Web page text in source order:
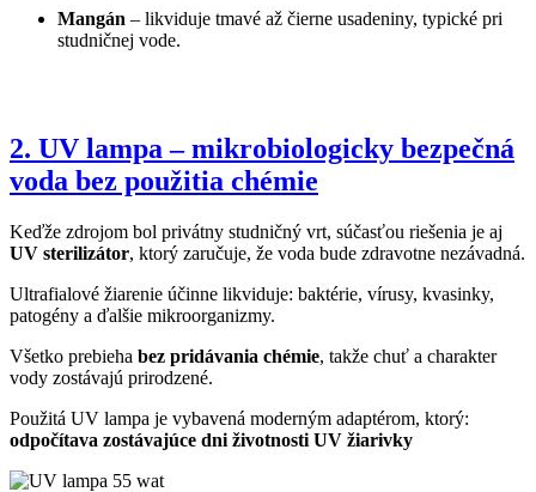
Mangán – likviduje tmavé až čierne usadeniny, typické pri
studničnej vode.
2. UV lampa – mikrobiologicky bezpečná
voda bez použitia chémie
Keďže zdrojom bol privátny studničný vrt, súčasťou riešenia je aj
UV sterilizátor, ktorý zaručuje, že voda bude zdravotne nezávadná.
Ultrafialové žiarenie účinne likviduje: baktérie, vírusy, kvasinky,
patogény a ďalšie mikroorganizmy.
Všetko prebieha bez pridávania chémie, takže chuť a charakter
vody zostávajú prirodzené.
Použitá UV lampa je vybavená moderným adaptérom, ktorý:
odpočítava zostávajúce dni životnosti UV žiarivky